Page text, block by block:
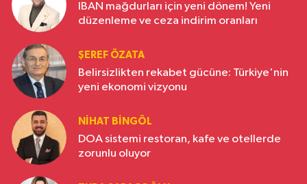
IBAN mağdurları için yeni dönem! Yeni
düzenleme ve ceza indirim oranları
ŞEREF ÖZATA
Belirsizlikten rekabet gücüne: Türkiye'nin
yeni ekonomi vizyonu
NIHAT BINGÖL
DOA sistemi restoran, kafe ve otellerde
zorunlu oluyor